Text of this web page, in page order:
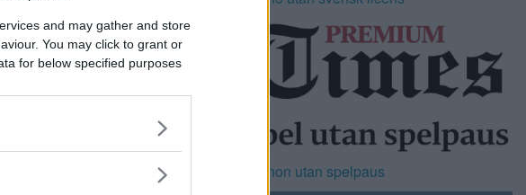
and may gather and store
You may click to grant or
for below specified purposes
ÅRETS
Casinon utan spelpaus